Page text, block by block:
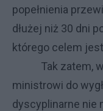
popełnienia
dłużej niż 30 dni
którego celem
Tak zatem,
ministrowi do
dyscyplinarne nie